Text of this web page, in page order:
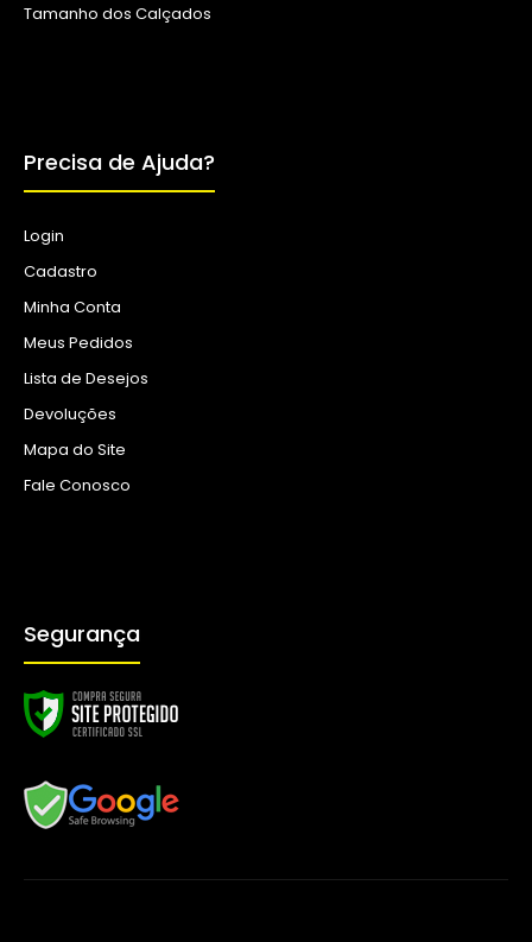
Tamanho dos Calçados
Precisa de Ajuda?
Login
Cadastro
Minha Conta
Meus Pedidos
Lista de Desejos
Devoluções
Mapa do Site
Fale Conosco
Segurança